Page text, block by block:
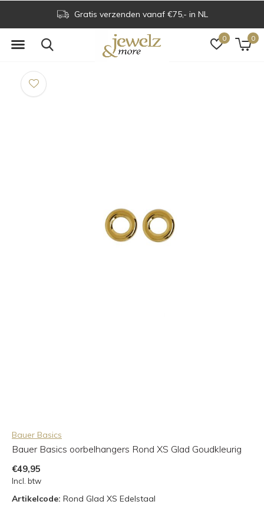
0 0
Gratis verzenden vanaf €75,- in NL
Bauer Basics
Bauer Basics oorbelhangers Rond XS Glad Goudkleurig
€49,95
Incl. btw
Artikelcode: Rond Glad XS Edelstaal